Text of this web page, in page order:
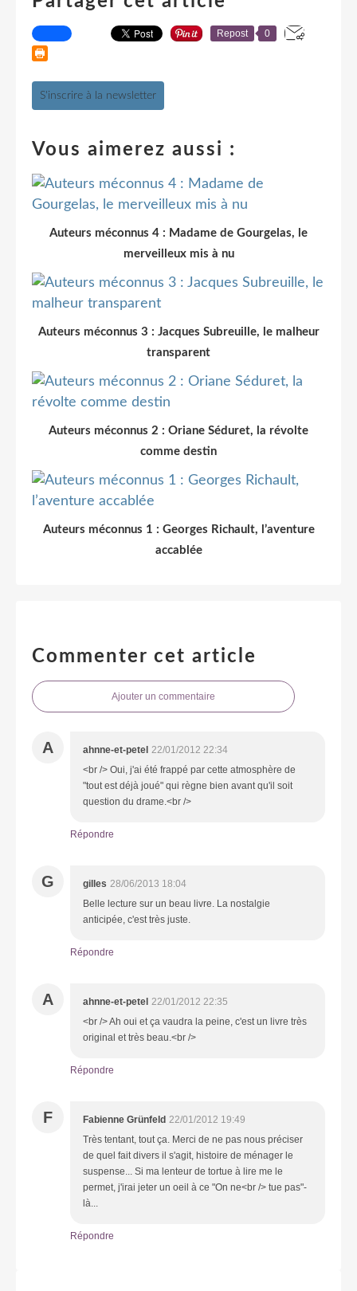
Repost 0
S'inscrire à la newsletter
Vous aimerez aussi :
Auteurs méconnus 4 : Madame de Gourgelas, le
merveilleux mis à nu
Auteurs méconnus 3 : Jacques Subreuille, le malheur
transparent
Auteurs méconnus 2 : Oriane Séduret, la révolte
comme destin
Auteurs méconnus 1 : Georges Richault, l’aventure
accablée
Commenter cet article
Ajouter un commentaire
A ahnne-et-petel 22/01/2012 22:34
<br /> Oui, j'ai été frappé par cette atmosphère de
"tout est déjà joué" qui règne bien avant qu'il soit
question du drame.<br />
Répondre
G gilles 28/06/2013 18:04
Belle lecture sur un beau livre. La nostalgie
anticipée, c'est très juste.
Répondre
A ahnne-et-petel 22/01/2012 22:35
<br /> Ah oui et ça vaudra la peine, c'est un livre très
original et très beau.<br />
Répondre
F Fabienne Grünfeld 22/01/2012 19:49
Très tentant, tout ça. Merci de ne pas nous préciser
de quel fait divers il s'agit, histoire de ménager le
suspense... Si ma lenteur de tortue à lire me le
permet, j'irai jeter un oeil à ce "On ne<br /> tue pas"-
là...
Répondre